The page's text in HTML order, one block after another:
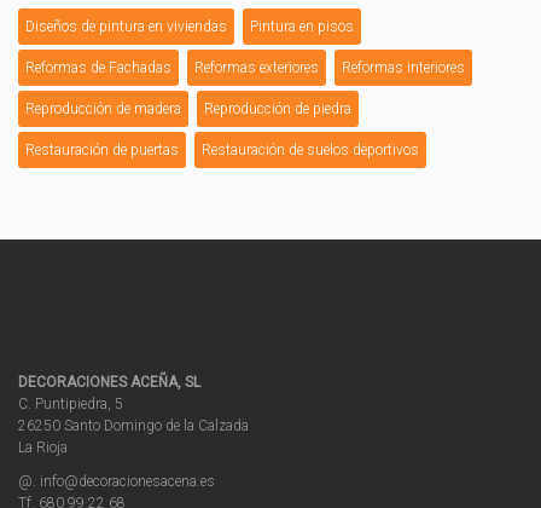
Diseños de pintura en viviendas Pintura en pisos
Reformas de Fachadas Reformas exteriores Reformas interiores
Reproducción de madera Reproducción de piedra
Restauración de puertas Restauración de suelos deportivos
DECORACIONES ACEÑA, SL
C. Puntipiedra, 5
26250 Santo Domingo de la Calzada
La Rioja
@. info@decoracionesacena.es
Tf. 680 99 22 68